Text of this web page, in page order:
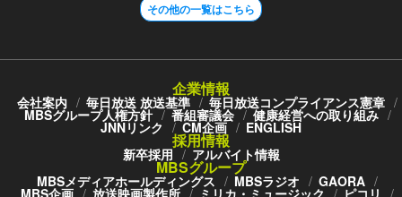
その他の一覧はこちら
企業情報
会社案内 毎日放送 放送基準 毎日放送コンプライアンス憲章
MBSグループ人権方針 番組審議会 健康経営への取り組み
JNNリンク CM企画 ENGLISH
採用情報
新卒採用 アルバイト情報
MBSグループ
MBSメディアホールディングス MBSラジオ GAORA